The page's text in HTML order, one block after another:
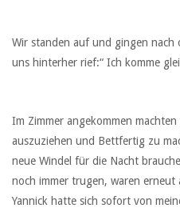
Wir standen auf und gingen nach
uns hinterher rief:“ Ich komme
Im Zimmer angekommen
auszuziehen und Bettfertig zu
neue Windel für die Nacht
noch immer trugen, waren erneut
Yannick hatte sich sofort von